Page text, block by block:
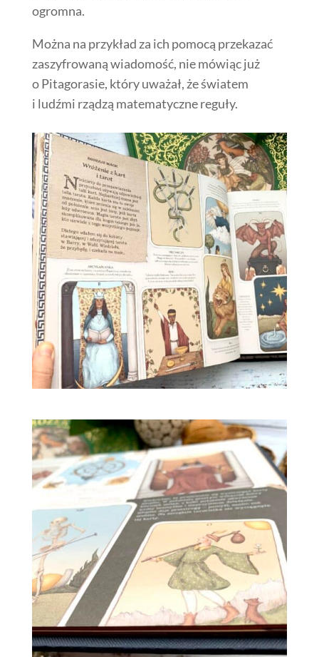
ogromna.
Można na przykład za ich pomocą przekazać
zaszyfrowaną wiadomość, nie mówiąc już
o Pitagorasie, który uważał, że światem
i ludźmi rządzą matematyczne reguły.